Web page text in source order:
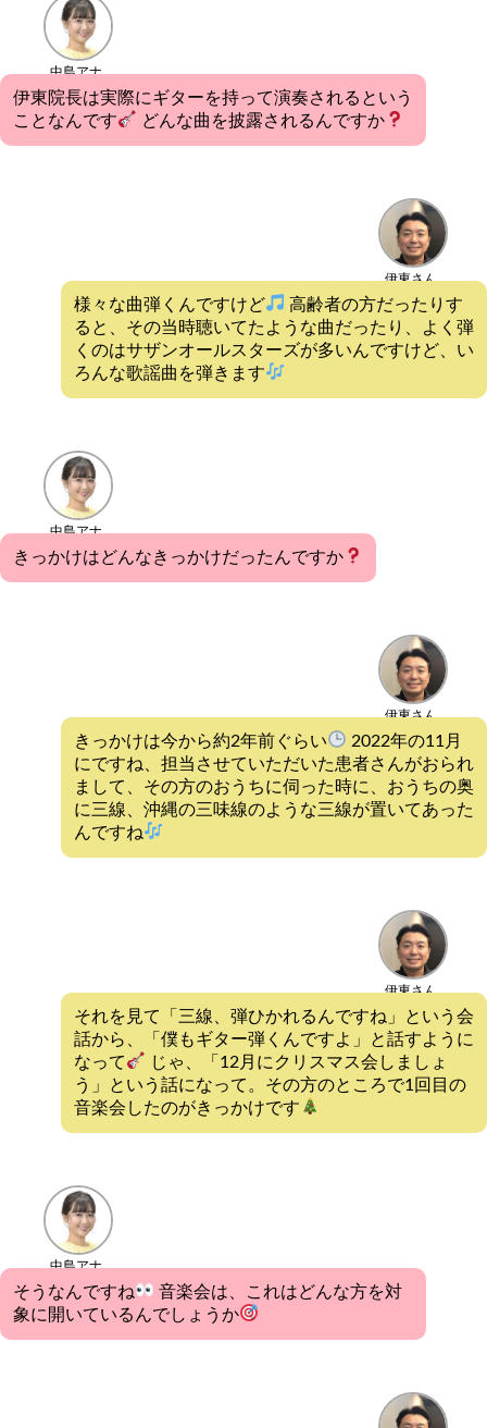
中島アナ
伊東院長は実際にギターを持って演奏されるという
ことなんです
どんな曲を披露されるんですか
伊東さん
様々な曲弾くんですけど
高齢者の方だったりす
ると、その当時聴いてたような曲だったり、よく弾
くのはサザンオールスターズが多いんですけど、い
ろんな歌謡曲を弾きます
中島アナ
きっかけはどんなきっかけだったんですか
伊東さん
きっかけは今から約2年前ぐらい
2022年の11月
にですね、担当させていただいた患者さんがおられ
まして、その方のおうちに伺った時に、おうちの奥
に三線、沖縄の三味線のような三線が置いてあった
んですね
伊東さん
それを見て「三線、弾ひかれるんですね」という会
話から、「僕もギター弾くんですよ」と話すように
なって
じゃ、「12月にクリスマス会しましょ
う」という話になって。その方のところで1回目の
音楽会したのがきっかけです
中島アナ
そうなんですね
音楽会は、これはどんな方を対
象に開いているんでしょうか